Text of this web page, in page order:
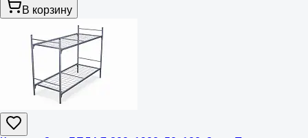
В корзину